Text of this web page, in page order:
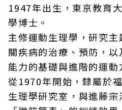
1947年出生，東京教育
學博士。
主修運動生理學，研究
關疾病的治療、預防，
能力的基礎與進階的運動
從1970年開始，隸屬於
生理學研究室，與進藤